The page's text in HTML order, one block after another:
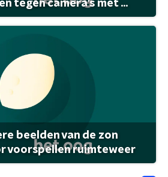
tegen camera's met ...
beelden van de zon
voorspellen ruimteweer